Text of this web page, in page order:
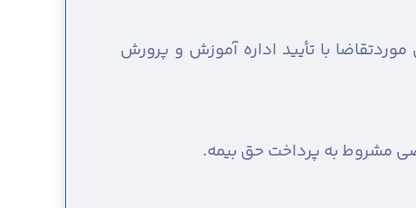
با تأیید اداره آموزش و پرورش
مشروط به پرداخت حق بیمه.